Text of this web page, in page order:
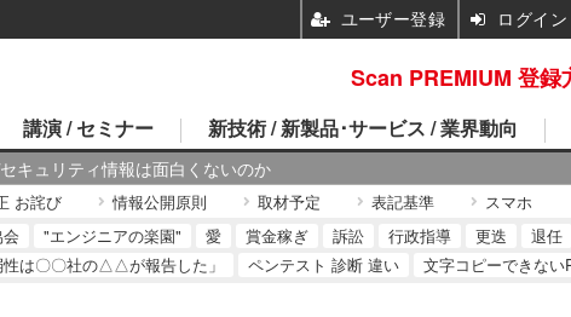
キュリティ情報は面白くないのか
講演 / セミナー 新技術 / 新製品･サービス / 業界動向
お詫び 情報公開原則 取材予定 表記基準 スマホ
"エンジニアの楽園" 愛 賞金稼ぎ 訴訟 行政指導 更迭 退任
性は〇〇社の△△が報告した」
ペンテスト 診断 違い 文字コピーできない
Scan PREMIUM 登録
ユーザー登録 ログイン